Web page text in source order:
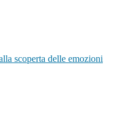
scoperta delle emozioni